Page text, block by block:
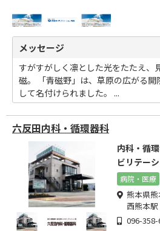
メッセージ
すがすがしく凛とした光をたたえ、
磁。 「青磁野」は、草原の広がる
して名付けられました。 ...
六反田内科・循環器科
内科・循
ビリテー
病院・医療
熊本県
西熊本駅
096-358-